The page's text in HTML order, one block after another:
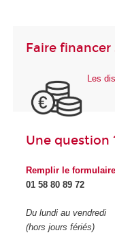
Faire
Les
Une question
Remplir le
01 58 80 89 72
Du lundi au vendredi
(hors jours fériés)